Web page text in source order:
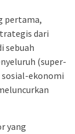
pertama,
dari
sebuah
(super-
sosial-ekonomi
yang